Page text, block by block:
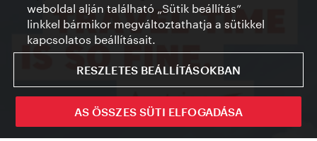
weboldal alján található „Sütik beállítás”
linkkel bármikor megváltoztathatja a sütikkel
kapcsolatos beállításait.
RESZLETES BEÁLLÍTÁSOKBAN
AS ÖSSZES SÜTI ELFOGADÁSA